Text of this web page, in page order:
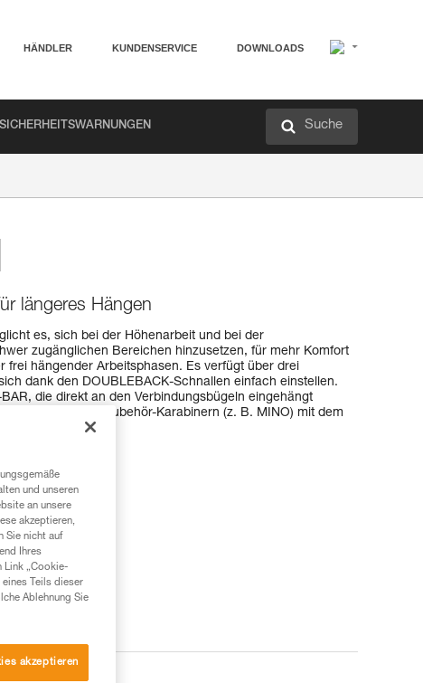
HÄNDLER KUNDENSERVICE DOWNLOADS
SICHERHEITSWARNUNGEN Suche
längeres Hängen
es, sich bei der Höhenarbeit und bei der
zugänglichen Bereichen hinzusetzen, für mehr Komfort
frei hängender Arbeitsphasen. Es verfügt über drei
dank den DOUBLEBACK-Schnallen einfach einstellen.
die direkt an den Verbindungsbügeln eingehängt
oder Zubehör-Karabinern (z. B. MINO) mit dem
und unseren
an unsere
akzeptieren,
Sie nicht auf
Ihres
Link „Cookie-
Teils dieser
Ablehnung Sie
akzeptieren